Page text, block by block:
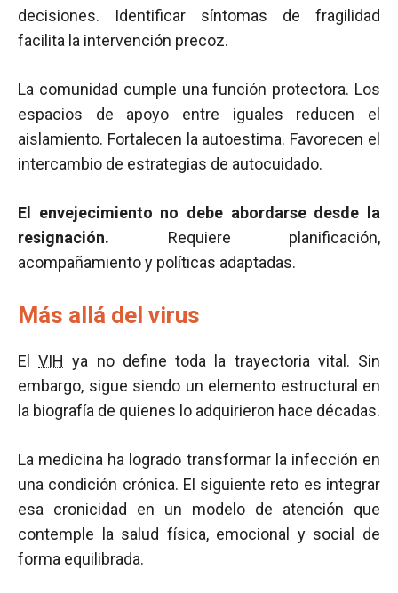
decisiones. Identificar síntomas de fragilidad
facilita la intervención precoz.
La comunidad cumple una función protectora. Los
espacios de apoyo entre iguales reducen el
aislamiento. Fortalecen la autoestima. Favorecen el
intercambio de estrategias de autocuidado.
El envejecimiento no debe abordarse desde la
resignación. Requiere planificación,
acompañamiento y políticas adaptadas.
Más allá del virus
ElVIH ya no define toda la trayectoria vital. Sin
embargo, sigue siendo un elemento estructural en
la biografía de quienes lo adquirieron hace décadas.
La medicina ha logrado transformar la infección en
una condición crónica. El siguiente reto es integrar
esa cronicidad en un modelo de atención que
contemple la salud física, emocional y social de
forma equilibrada.